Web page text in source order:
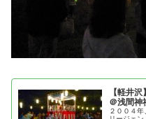
【軽井
＠浅間神
２００４